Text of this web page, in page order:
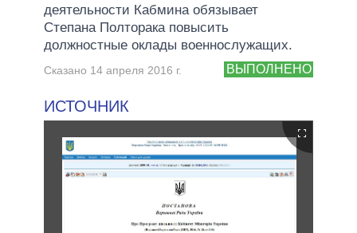
деятельности Кабмина обязывает
Степана Полторака повысить
должностные оклады военнослужащих.
ВЫПОЛНЕНО
Сказано 14 апреля 2016 г.
ИСТОЧНИК